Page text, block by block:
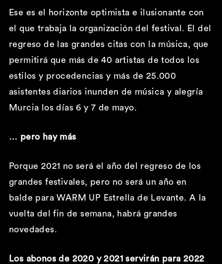
Ese es el horizonte optimista e ilusionante con
el que trabaja la organización del festival. El del
regreso de las grandes citas con la música, que
permitirá que más de 40 artistas de todos los
estilos y procedencias y más de 25.000
asistentes diarios inunden de música y alegría
Murcia los días 6 y 7 de mayo.
… pero hay más
Porque 2021 no será el año del regreso de los
grandes festivales, pero no será un año en
balde para WARM UP Estrella de Levante. A la
vuelta del fin de semana, habrá grandes
novedades.
Los abonos de 2020 y 2021 servirán para 2022